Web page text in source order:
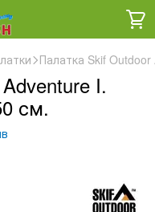
Палатка Skif
I.
см.